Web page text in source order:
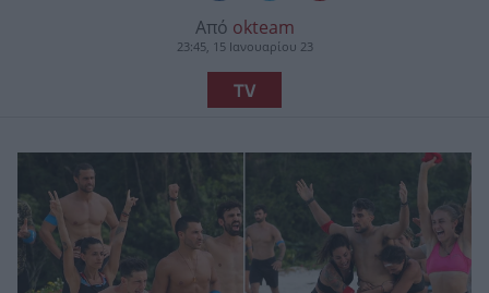
Από okteam
23:45, 15 Ιανουαρίου 23
TV